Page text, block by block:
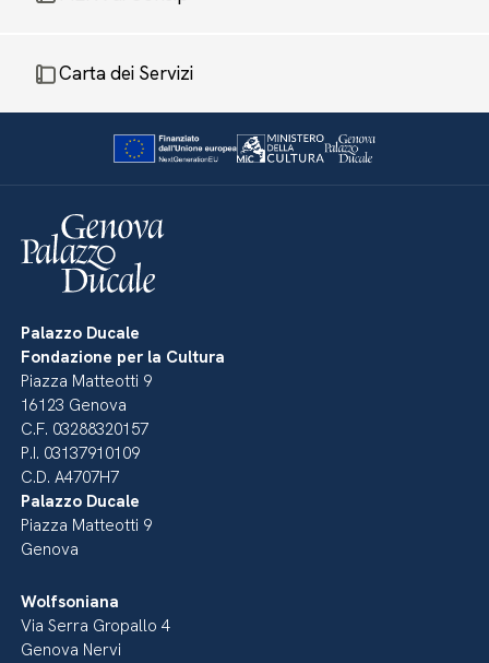
Carta dei Servizi
Palazzo Ducale
Fondazione per la Cultura
Piazza Matteotti 9
16123 Genova
C.F. 03288320157
P.I. 03137910109
C.D. A4707H7
Palazzo Ducale
Piazza Matteotti 9
Genova
Wolfsoniana
Via Serra Gropallo 4
Genova Nervi